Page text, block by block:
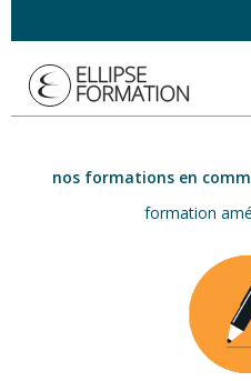
nos formations en
formation